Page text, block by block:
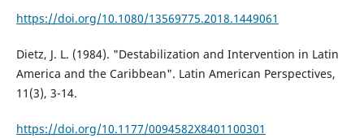
https://doi.org/10.1080/13569775.2018.1449061
Dietz, J. L. (1984). "Destabilization and Intervention in Latin
America and the Caribbean". Latin American Perspectives,
11(3), 3-14.
https://doi.org/10.1177/0094582X8401100301